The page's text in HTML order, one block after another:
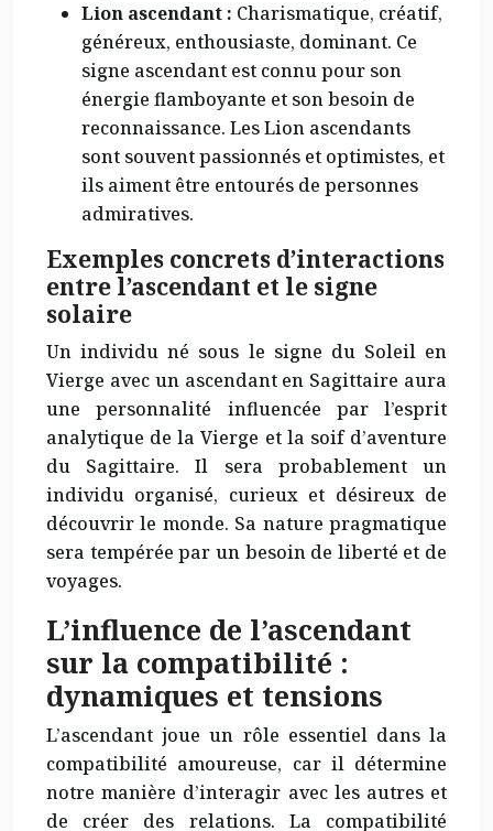
Lion ascendant : Charismatique, créatif,
généreux, enthousiaste, dominant. Ce
signe ascendant est connu pour son
énergie flamboyante et son besoin de
reconnaissance. Les Lion ascendants
sont souvent passionnés et optimistes, et
ils aiment être entourés de personnes
admiratives.
Exemples concrets d’interactions
entre l’ascendant et le signe
solaire
Un individu né sous le signe du Soleil en
Vierge avec un ascendant en Sagittaire aura
une personnalité influencée par l’esprit
analytique de la Vierge et la soif d’aventure
du Sagittaire. Il sera probablement un
individu organisé, curieux et désireux de
découvrir le monde. Sa nature pragmatique
sera tempérée par un besoin de liberté et de
voyages.
L’influence de l’ascendant
sur la compatibilité :
dynamiques et tensions
L’ascendant joue un rôle essentiel dans la
compatibilité amoureuse, car il détermine
notre manière d’interagir avec les autres et
de créer des relations. La compatibilité